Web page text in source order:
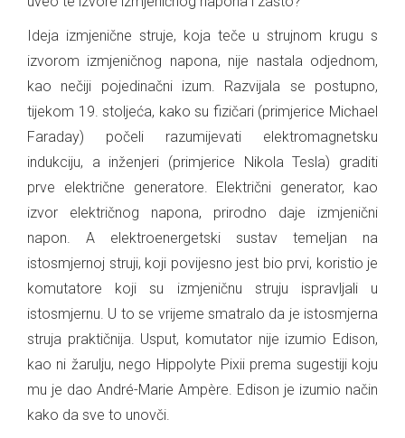
Ideja izmjenične struje, koja teče u strujnom krugu s
izvorom izmjeničnog napona, nije nastala odjednom,
kao nečiji pojedinačni izum. Razvijala se postupno,
tijekom 19. stoljeća, kako su fizičari (primjerice Michael
Faraday) počeli razumijevati elektromagnetsku
indukciju, a inženjeri (primjerice Nikola Tesla) graditi
prve električne generatore. Električni generator, kao
izvor električnog napona, prirodno daje izmjenični
napon. A elektroenergetski sustav temeljan na
istosmjernoj struji, koji povijesno jest bio prvi, koristio je
komutatore koji su izmjeničnu struju ispravljali u
istosmjernu. U to se vrijeme smatralo da je istosmjerna
struja praktičnija. Usput, komutator nije izumio Edison,
kao ni žarulju, nego Hippolyte Pixii prema sugestiji koju
mu je dao André-Marie Ampère. Edison je izumio način
kako da sve to unovči.